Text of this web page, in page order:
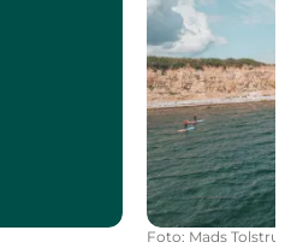
Foto: Mads